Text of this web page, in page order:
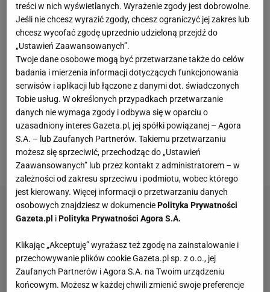
Tuż po starcieniedzielnego etapuAlessandro De
Marchi miał bardzo poważnywypadek. Kolarz
polskiej grupy uczestniczył w kraksie razem z innymi
kolarzami, ale to on najbardziej ucierpiał. Kamery
pokazały, jak de Marchi niemal nieruchomo leży na
chodniku, a na jego twarzy jest sporo krwi. Na
miejsce zdarzenia szybko dotarły służby medyczne,
które natychmiast unieruchomiły kolarza, a
następnie zabrały go do szpitala.
treści w nich wyświetlanych. Wyrażenie zgody jest dobrowolne.
Jeśli nie chcesz wyrazić zgody, chcesz ograniczyć jej zakres lub
chcesz wycofać zgodę uprzednio udzieloną przejdź do
„Ustawień Zaawansowanych”.
Twoje dane osobowe mogą być przetwarzane także do celów
badania i mierzenia informacji dotyczących funkcjonowania
serwisów i aplikacji lub łączone z danymi dot. świadczonych
Tobie usług. W określonych przypadkach przetwarzanie
danych nie wymaga zgody i odbywa się w oparciu o
uzasadniony interes Gazeta.pl, jej spółki powiązanej – Agora
S.A. – lub Zaufanych Partnerów. Takiemu przetwarzaniu
możesz się sprzeciwić, przechodząc do „Ustawień
Zaawansowanych” lub przez kontakt z administratorem – w
zależności od zakresu sprzeciwu i podmiotu, wobec którego
jest kierowany. Więcej informacji o przetwarzaniu danych
osobowych znajdziesz w dokumenciePolityka Prywatności
Gazeta.pl iPolityka Prywatności Agora S.A.
Klikając „Akceptuję” wyrażasz też zgodę na zainstalowanie i
przechowywanie plików cookie Gazeta.pl sp. z o.o., jej
Zaufanych Partnerów i Agora S.A. na Twoim urządzeniu
końcowym. Możesz w każdej chwili zmienić swoje preferencje